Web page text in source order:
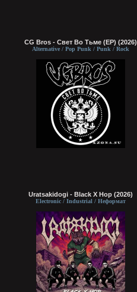
CG Bros - Свет Во Тьме (EP) (2026)
Alternative / Pop Punk / Punk / Rock
Uratsakidogi - Black X Hop (2026)
Electronic / Industrial / Неформат